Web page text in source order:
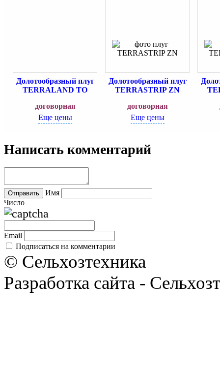
Долотообразный плуг
TERRALAND TO
договорная
Еще цены
Долотообразный плуг
TERRASTRIP ZN
договорная
Еще цены
Написать комментарий
Имя
Число
Email
Подписаться на комментарии
© Сельхозтехника
Разработка сайта -